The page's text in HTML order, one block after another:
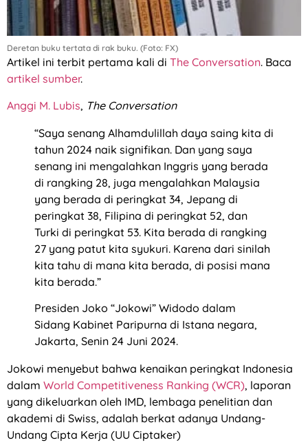
Deretan buku tertata di rak buku. (Foto: FX)
Artikel ini terbit pertama kali di The Conversation. Baca
artikel sumber.
Anggi M. Lubis, The Conversation
“Saya senang Alhamdulillah daya saing kita di
tahun 2024 naik signifikan. Dan yang saya
senang ini mengalahkan Inggris yang berada
di rangking 28, juga mengalahkan Malaysia
yang berada di peringkat 34, Jepang di
peringkat 38, Filipina di peringkat 52, dan
Turki di peringkat 53. Kita berada di rangking
27 yang patut kita syukuri. Karena dari sinilah
kita tahu di mana kita berada, di posisi mana
kita berada.”
Presiden Joko “Jokowi” Widodo dalam
Sidang Kabinet Paripurna di Istana negara,
Jakarta, Senin 24 Juni 2024.
Jokowi menyebut bahwa kenaikan peringkat Indonesia
dalam World Competitiveness Ranking (WCR), laporan
yang dikeluarkan oleh IMD, lembaga penelitian dan
akademi di Swiss, adalah berkat adanya Undang-
Undang Cipta Kerja (UU Ciptaker)